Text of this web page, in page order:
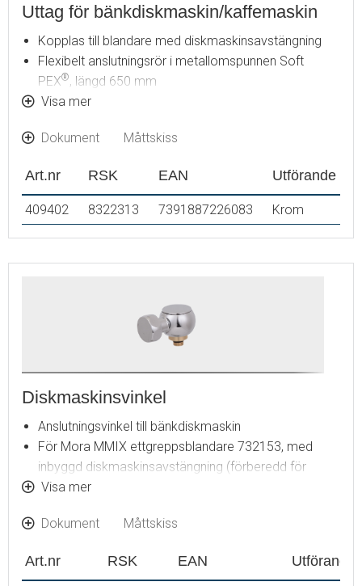
Uttag för bänkdiskmaskin/kaffemaskin
Kopplas till blandare med diskmaskinsavstängning
Flexibelt anslutningsrör i metallomspunnen Soft
PEX®, längd 650 mm
Max bänktjocklek 55 mm
Visa mer
Dokument Måttskiss
Art.nr RSK EAN Utförande
409402 8322313 7391887226083 Krom
Diskmaskinsvinkel
Anslutningsvinkel till bänkdiskmaskin
För Mora MMIX ettgreppsblandare 732153, med
inbyggd diskmaskinsavstängning (förberedd för
bänkdiskmaskin)
Anslutning G1/2
Visa mer
Dokument Måttskiss
Art.nr RSK EAN Utförande